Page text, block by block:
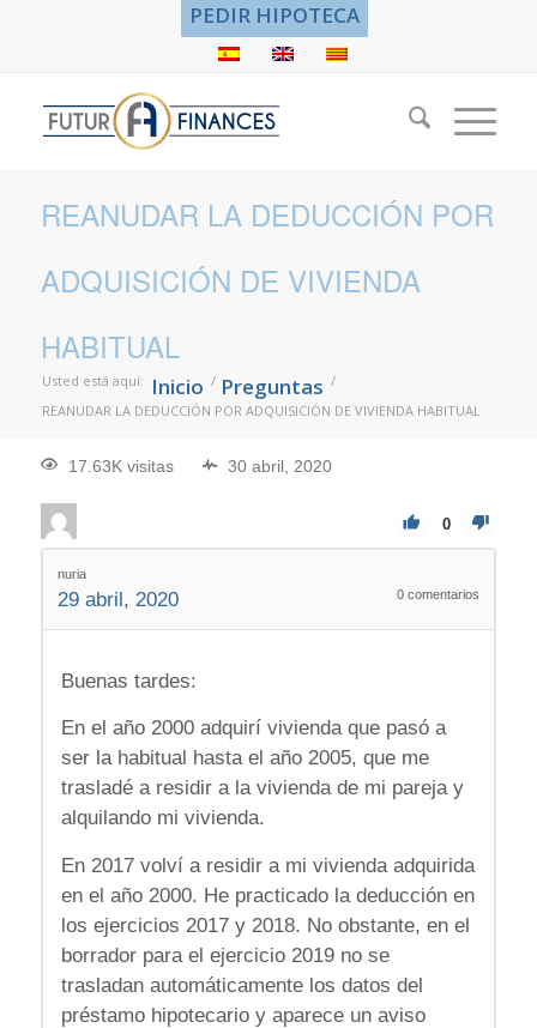
PEDIR HIPOTECA
REANUDAR LA DEDUCCIÓN POR
ADQUISICIÓN DE VIVIENDA
HABITUAL
Usted está aquí: Inicio / Preguntas /
REANUDAR LA DEDUCCIÓN POR ADQUISICIÓN DE VIVIENDA HABITUAL
17.63K visitas 30 abril, 2020
0
nuria
29 abril, 2020 0 comentarios
Buenas tardes:
En el año 2000 adquirí vivienda que pasó a
ser la habitual hasta el año 2005, que me
trasladé a residir a la vivienda de mi pareja y
alquilando mi vivienda.
En 2017 volví a residir a mi vivienda adquirida
en el año 2000. He practicado la deducción en
los ejercicios 2017 y 2018. No obstante, en el
borrador para el ejercicio 2019 no se
trasladan automáticamente los datos del
préstamo hipotecario y aparece un aviso